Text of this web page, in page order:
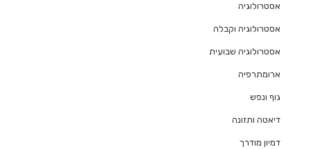
אסטרולוגיה
אסטרולוגיה וקבלה
אסטרולוגיה שבועית
ארומתרפיה
גוף ונפש
דיאטה ותזונה
דמיון מודרך